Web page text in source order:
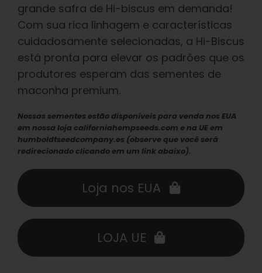
grande safra de Hi-biscus em demanda!
Com sua rica linhagem e características
cuidadosamente selecionadas, a Hi-Biscus
está pronta para elevar os padrões que os
produtores esperam das sementes de
maconha premium.
Nossas sementes estão disponíveis para venda nos EUA
em nossa loja californiahempseeds.com e na UE em
humboldtseedcompany.es (observe que você será
redirecionado clicando em um link abaixo).
Loja nos EUA
LOJA UE